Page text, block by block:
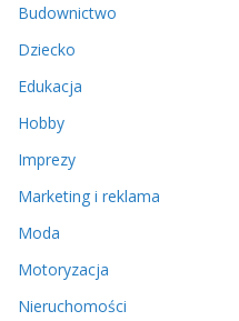
Budownictwo
Dziecko
Edukacja
Hobby
Imprezy
Marketing i reklama
Moda
Motoryzacja
Nieruchomości